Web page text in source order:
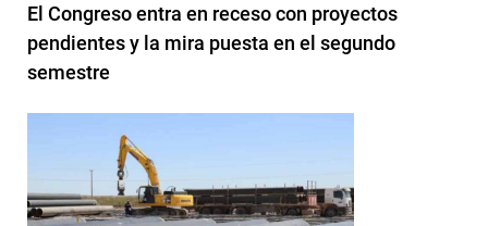
El Congreso entra en receso con proyectos
pendientes y la mira puesta en el segundo
semestre